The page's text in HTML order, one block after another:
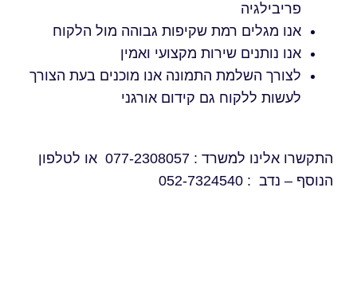
פריבילגיה
אנו מגלים רמת שקיפות גבוהה מול הלקוח
אנו נותנים שירות מקצועי ואמין
לצורך השלמת התמונה אנו מוכנים בעת הצורך
לעשות ללקוח גם קידום אורגני
התקשרו אלינו למשרד : 077-2308057 או לטלפון
הנוסף – נדב : 052-7324540